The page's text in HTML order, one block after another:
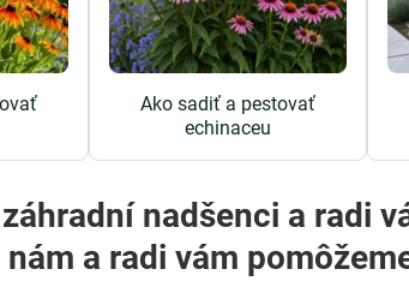
Ako sadiť a pestovať
echinaceu
a radi vám